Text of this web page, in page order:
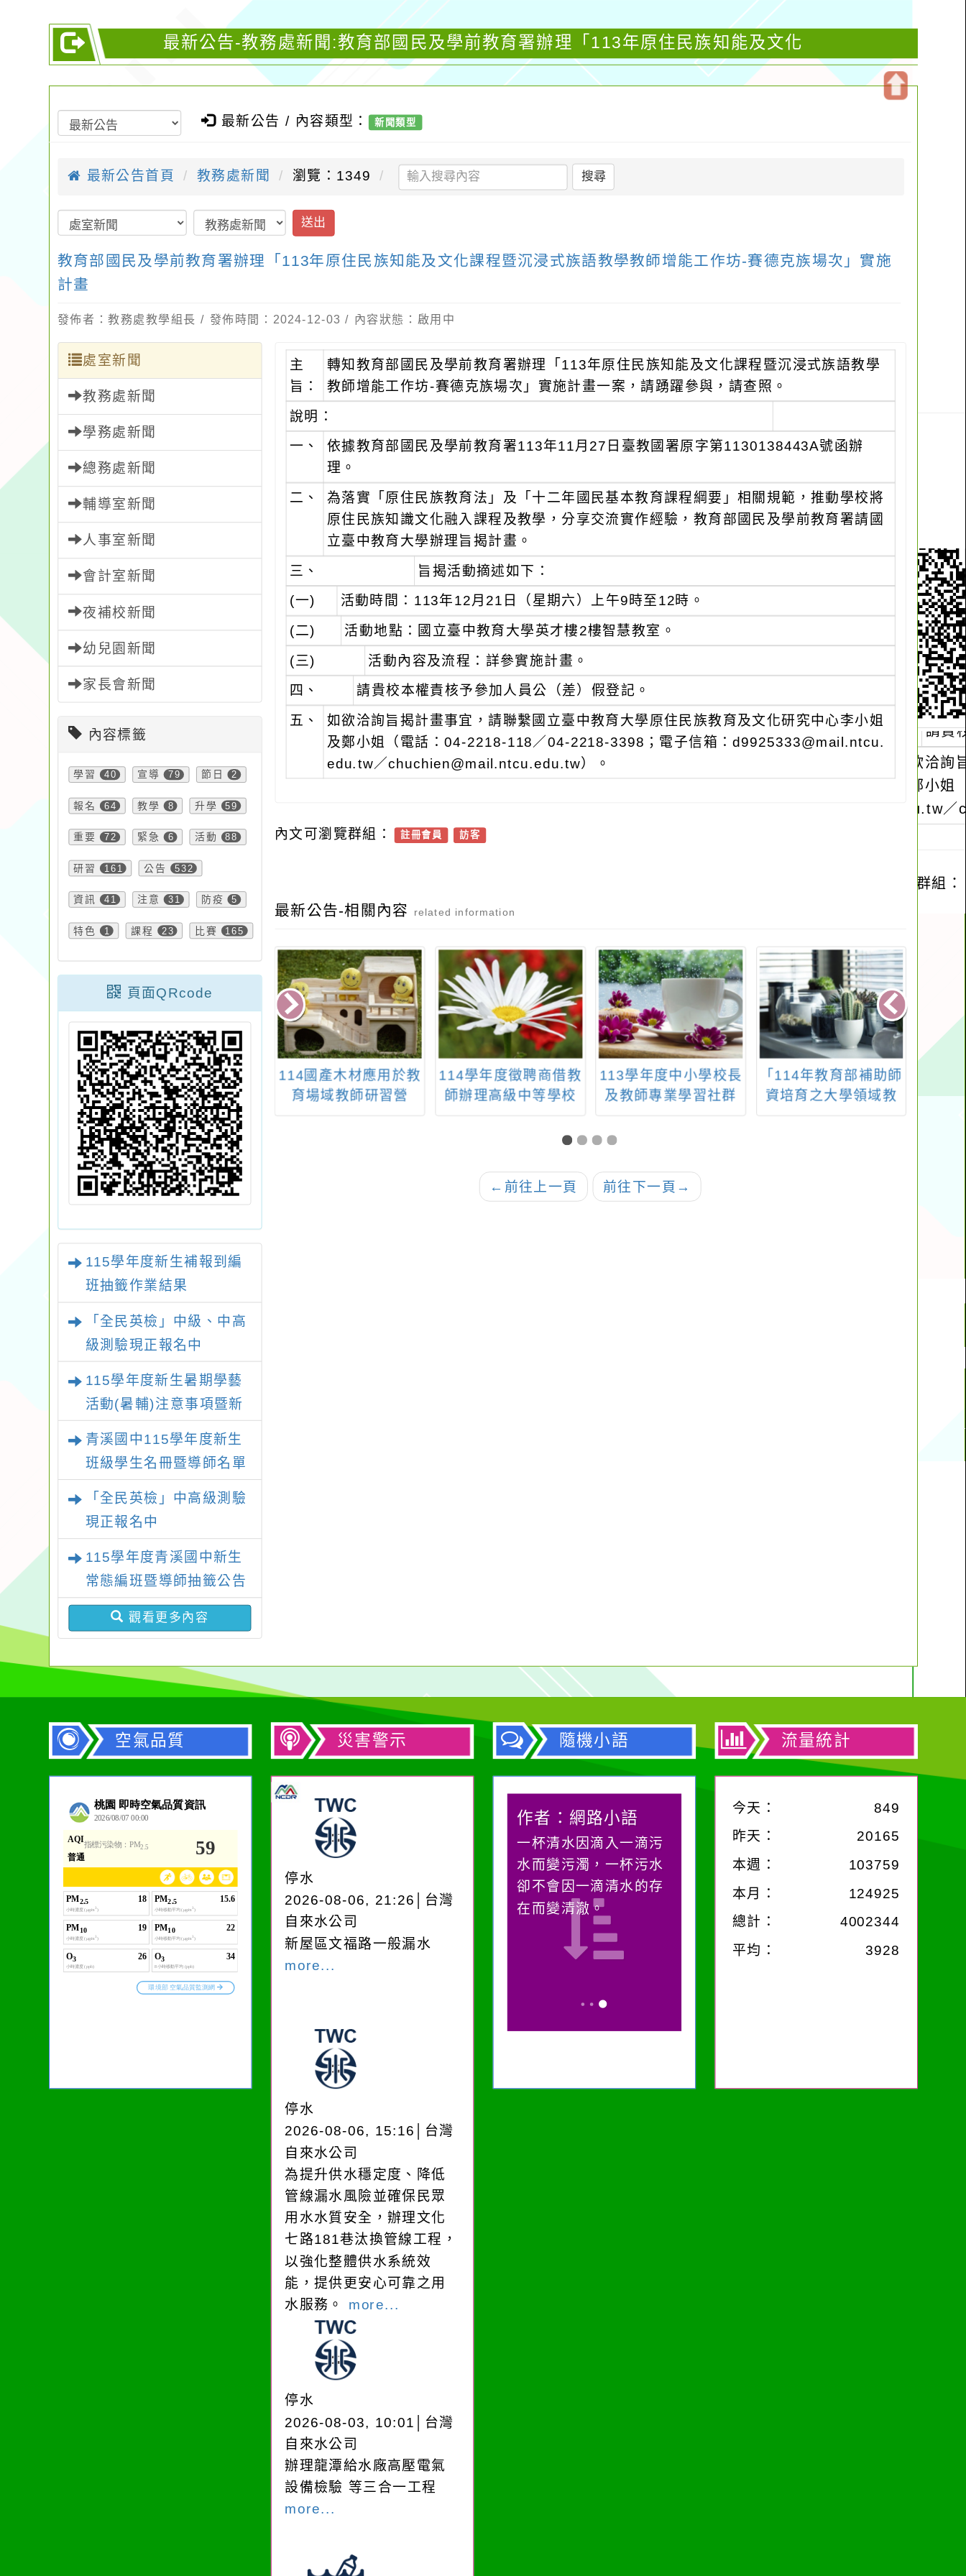
最新公告-教務處新聞:教育部國民及學前教育署辦理「113年原住民族知能及文化
最新公告 / 內容類型： 新聞類型
最新公告首頁 教務處新聞 瀏覽：1349 搜尋
送出
教育部國民及學前教育署辦理「113年原住民族知能及文化課程暨沉浸式族語教學教師增能工作坊-賽德克族場次」實施
計畫
發佈者：教務處教學組長 / 發佈時間：2024-12-03 / 內容狀態：啟用中
處室新聞
教務處新聞
學務處新聞
總務處新聞
輔導室新聞
人事室新聞
會計室新聞
夜補校新聞
幼兒園新聞
家長會新聞
內容標籤
學習 40 宣導 79 節日 2
報名 64 教學 8 升學 59
重要 72 緊急 6 活動 88
研習 161 公告 532
資訊 41 注意 31 防疫 5
特色 1 課程 23 比賽 165
頁面QRcode
115學年度新生補報到編
班抽籤作業結果
「全民英檢」中級、中高
級測驗現正報名中
115學年度新生暑期學藝
活動(暑輔)注意事項暨新
青溪國中115學年度新生
班級學生名冊暨導師名單
「全民英檢」中高級測驗
現正報名中
115學年度青溪國中新生
常態編班暨導師抽籤公告
觀看更多內容
主
旨：
轉知教育部國民及學前教育署辦理「113年原住民族知能及文化課程暨沉浸式族語教學
教師增能工作坊-賽德克族場次」實施計畫一案，請踴躍參與，請查照。
說明：
一、
依據教育部國民及學前教育署113年11月27日臺教國署原字第1130138443A號函辦
理。
二、 為落實「原住民族教育法」及「十二年國民基本教育課程綱要」相關規範，推動學校將
原住民族知識文化融入課程及教學，分享交流實作經驗，教育部國民及學前教育署請國
立臺中教育大學辦理旨揭計畫。
三、 旨揭活動摘述如下：
(一)
活動時間：113年12月21日（星期六）上午9時至12時。
(二)
活動地點：國立臺中教育大學英才樓2樓智慧教室。
(三)
活動內容及流程：詳參實施計畫。
四、
請貴校本權責核予參加人員公（差）假登記。
五、
如欲洽詢旨揭計畫事宜，請聯繫國立臺中教育大學原住民族教育及文化研究中心李小姐
及鄭小姐（電話：04-2218-118／04-2218-3398；電子信箱：d9925333@mail.ntcu.
edu.tw／chuchien@mail.ntcu.edu.tw）。
內文可瀏覽群組： 註冊會員 訪客
最新公告-相關內容 related information
藝生態博物館
稱木博館）辦
年度木藝教育
習系列課程」
113學年度第2學期第
一次段考各科分數組
距區間人數統計
114國產木材應用於教
育場域教師研習營
114學年度徵聘商借教
師辦理高級中等學校
民基本教育相關業務
113學年度中小學校長
及教師專業學習社群
「114年教育部補助師
資培育之大學領域教
講習
← 前往上一頁 前往下一頁 →
空氣品質 災害警示
停水
2026-08-06, 21:26│台灣
自來水公司
新屋區文福路一般漏水
more...
停水
2026-08-06, 15:16│台灣
自來水公司
為提升供水穩定度、降低
管線漏水風險並確保民眾
用水水質安全，辦理文化
七路181巷汰換管線工程，
以強化整體供水系統效
能，提供更安心可靠之用
水服務。 more...
停水
2026-08-03, 10:01│台灣
自來水公司
辦理龍潭給水廠高壓電氣
設備檢驗 等三合一工程
more...
隨機小語
在實現理想的路途中，
必須排除一切干擾，特
別是要看清那些美麗的
誘惑。
作者：網路小語
生活是一面鏡子。你對
作者：網路小語
一杯清水因滴入一滴污
水而變污濁，一杯污水
卻不會因一滴清水的存
在而變清澈。
流量統計
今天：
849
昨天：
20165
本週：
103759
本月：
124925
總計： 4002344
平均： 3928